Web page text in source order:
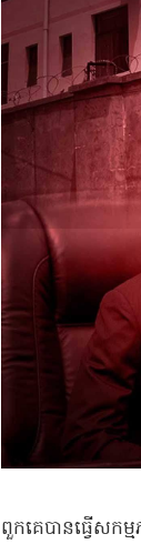
ពួកគេបានធ្វើសកម្